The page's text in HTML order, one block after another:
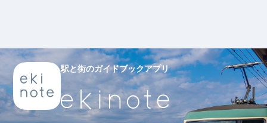
駅と街のガイドブックアプリ